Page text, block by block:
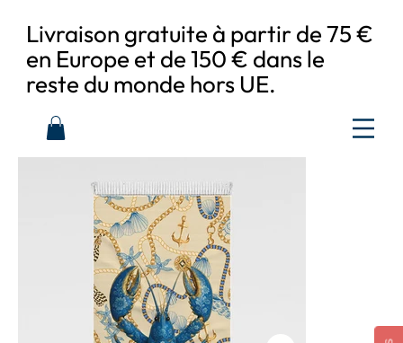
Livraison gratuite à partir de 75 €
en Europe et de 150 € dans le
reste du monde hors UE.